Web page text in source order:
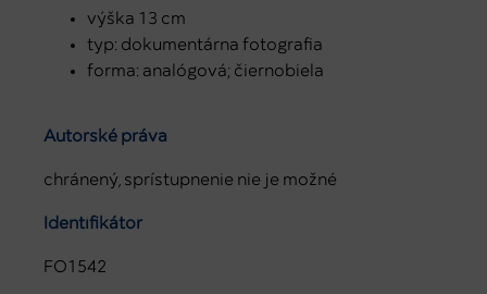
výška 13 cm
typ: dokumentárna fotografia
forma: analógová; čiernobiela
Autorské práva
chránený, sprístupnenie nie je možné
Identifikátor
FO1542